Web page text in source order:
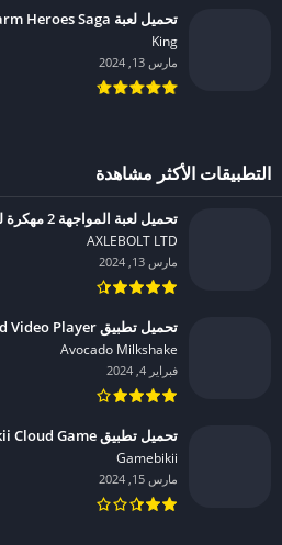
تحميل لعبة Farm Heroes Saga مهكرة للاندرويد 2024
King‏
مارس 13, 2024
التطبيقات الأكثر مشاهدة
تحميل لعبة المواجهة 2 مهكرة للاندرويد 2024
AXLEBOLT LTD‏
مارس 13, 2024
تحميل تطبيق Provid Video Player مهكر للاندرويد 2024
Avocado Milkshake‏
فبراير 4, 2024
تحميل تطبيق Bikii Cloud Game مهكر للاندرويد 2024
Gamebikii‏
مارس 15, 2024